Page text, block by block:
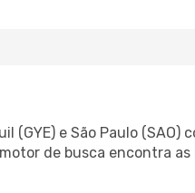
e São Paulo (SAO)
de busca encontra